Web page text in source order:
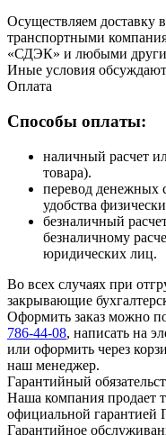
Осуществляем доставку
транспортными
«СДЭК» и любыми
Иные условия
Оплата
Способы оплаты:
наличный расчет
товара).
перевод денежных
удобства
безналичный
безналичному
юридических лиц.
Во всех случаях при
закрывающие
Оформить заказ можно
786-44-08, написать на
или оформить через
наш менеджер.
Гарантийный
Наша компания продает
официальной гарантией
Гарантийное